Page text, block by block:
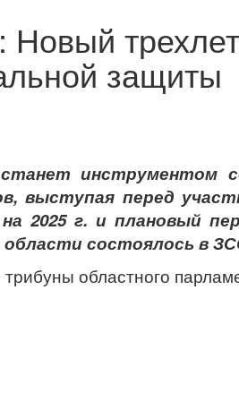
защиты
инструментом
выступая перед
2025 г. и плановый
состоялось в
областного